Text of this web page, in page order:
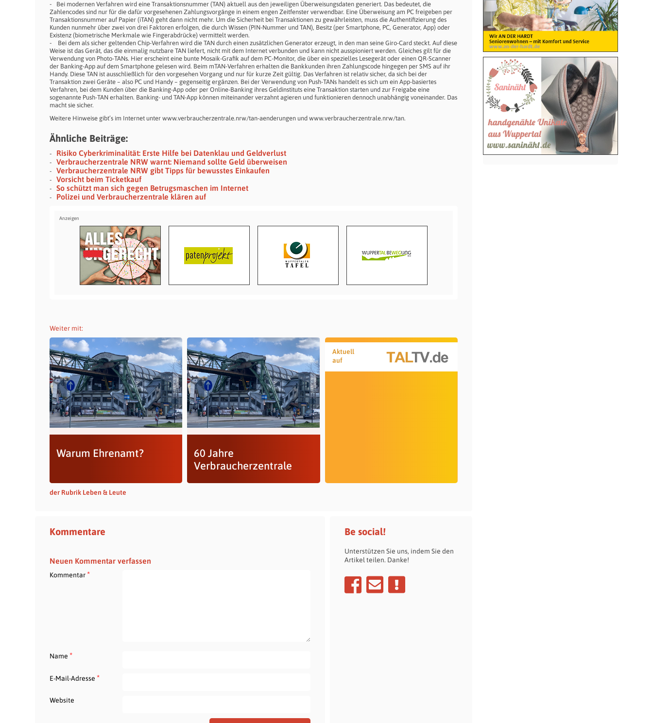
Bei modernen Verfahren wird eine Transaktionsnummer (TAN) aktuell aus den jeweiligen Überweisungsdaten generiert. Das bedeutet, die
Zahlencodes sind nur für die dafür vorgesehenen Zahlungsvorgänge in einem engen Zeitfenster verwendbar. Eine Überweisung am PC freigeben per
Transaktionsnummer auf Papier (iTAN) geht dann nicht mehr. Um die Sicherheit bei Transaktionen zu gewährleisten, muss die Authentifizierung des
Kunden nunmehr über zwei von drei Faktoren erfolgen, die durch Wissen (PIN-Nummer und TAN), Besitz (per Smartphone, PC, Generator, App) oder
Existenz (biometrische Merkmale wie Fingerabdrücke) vermittelt werden.
Bei dem als sicher geltenden Chip-Verfahren wird die TAN durch einen zusätzlichen Generator erzeugt, in den man seine Giro-Card steckt. Auf diese
Weise ist das Gerät, das die einmalig nutzbare TAN liefert, nicht mit dem Internet verbunden und kann nicht ausspioniert werden. Gleiches gilt für die
Verwendung von Photo-TANs. Hier erscheint eine bunte Mosaik-Grafik auf dem PC-Monitor, die über ein spezielles Lesegerät oder einen QR-Scanner
der Banking-App auf dem Smartphone gelesen wird. Beim mTAN-Verfahren erhalten die Bankkunden ihren Zahlungscode hingegen per SMS auf ihr
Handy. Diese TAN ist ausschließlich für den vorgesehen Vorgang und nur für kurze Zeit gültig. Das Verfahren ist relativ sicher, da sich bei der
Transaktion zwei Geräte – also PC und Handy – gegenseitig ergänzen. Bei der Verwendung von Push-TANs handelt es sich um ein App-basiertes
Verfahren, bei dem Kunden über die Banking-App oder per Online-Banking ihres Geldinstituts eine Transaktion starten und zur Freigabe eine
sogenannte Push-TAN erhalten. Banking- und TAN-App können miteinander verzahnt agieren und funktionieren dennoch unabhängig voneinander. Das
macht sie sicher.
Weitere Hinweise gibt’s im Internet unter www.verbraucherzentrale.nrw/tan-aenderungen und www.verbraucherzentrale.nrw/tan.
Ähnliche Beiträge:
Risiko Cyberkriminalität: Erste Hilfe bei Datenklau und Geldverlust
Verbraucherzentrale NRW warnt: Niemand sollte Geld überweisen
Verbraucherzentrale NRW gibt Tipps für bewusstes Einkaufen
Vorsicht beim Ticketkauf
So schützt man sich gegen Betrugsmaschen im Internet
Polizei und Verbraucherzentrale klären auf
Weiter mit:
Warum Ehrenamt?
60 Jahre
Verbraucherzentrale
Aktuell
auf
der Rubrik Leben & Leute
Kommentare
Neuen Kommentar verfassen
Kommentar*
Name *
E-Mail-Adresse *
Website
Be social!
Unterstützen Sie uns, indem Sie den
Artikel teilen. Danke!